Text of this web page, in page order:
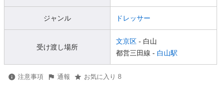
ジャンル ドレッサー
受け渡し場所
文京区 - 白山
都営三田線 - 白山駅
注意事項 通報 お気に入り 8